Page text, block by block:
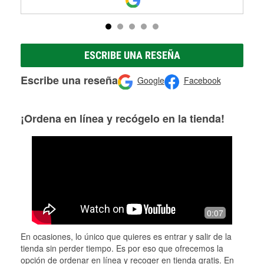
ESCRIBE UNA RESEÑA
Escribe una reseña Google Facebook
¡Ordena en línea y recógelo en la tienda!
0:07
En ocasiones, lo único que quieres es entrar y salir de la
tienda sin perder tiempo. Es por eso que ofrecemos la
opción de ordenar en línea y recoger en tienda gratis. En